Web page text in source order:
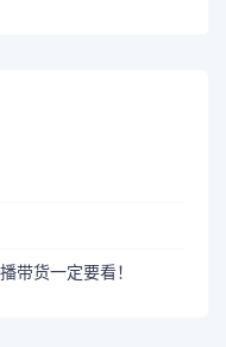
带货一定要看！